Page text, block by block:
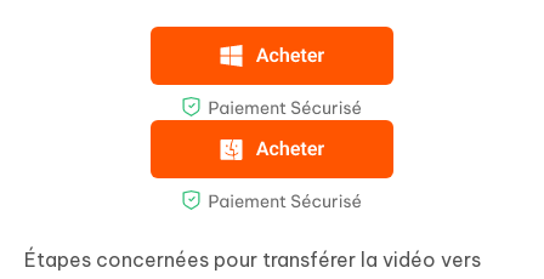
Étapes concernées pour transférer la vidéo vers